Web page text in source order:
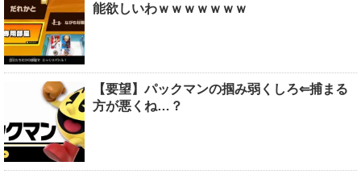
能欲しいわｗｗｗｗｗｗｗ
【要望】パックマンの掴み弱くしろ⇐捕まる
方が悪くね…？